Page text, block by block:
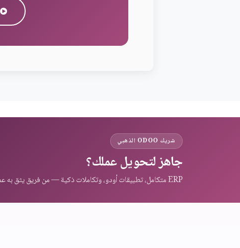
شريك ODOO الذهبي
جاهز لتحويل عملك؟
ERP متكامل، تطبيقات أودو، وتكاملات ذكية — من فريق يثق به عملاء المنطقة.